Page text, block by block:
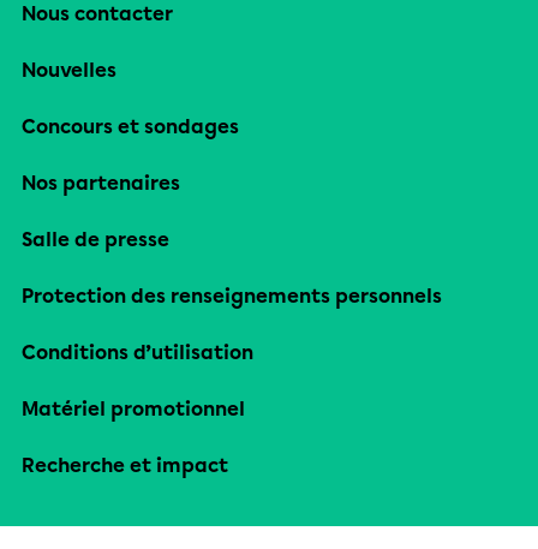
Nous contacter
Nouvelles
Concours et sondages
Nos partenaires
Salle de presse
Protection des renseignements personnels
Conditions d’utilisation
Matériel promotionnel
Recherche et impact